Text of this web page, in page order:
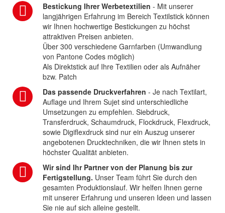
Bestickung Ihrer Werbetextilien - Mit unserer
langjährigen Erfahrung im Bereich Textilstick können
wir Ihnen hochwertige Bestickungen zu höchst
attraktiven Preisen anbieten.
Über 300 verschiedene Garnfarben (Umwandlung
von Pantone Codes möglich)
Als Direktstick auf Ihre Textilien oder als Aufnäher
bzw. Patch
Das passende Druckverfahren - Je nach Textilart,
Auflage und Ihrem Sujet sind unterschiedliche
Umsetzungen zu empfehlen. Siebdruck,
Transferdruck, Schaumdruck, Flockdruck, Flexdruck,
sowie Digiflexdruck sind nur ein Auszug unserer
angebotenen Drucktechniken, die wir Ihnen stets in
höchster Qualität anbieten.
Wir sind Ihr Partner von der Planung bis zur
Fertigstellung. Unser Team führt Sie durch den
gesamten Produktionslauf. Wir helfen Ihnen gerne
mit unserer Erfahrung und unseren Ideen und lassen
Sie nie auf sich alleine gestellt.